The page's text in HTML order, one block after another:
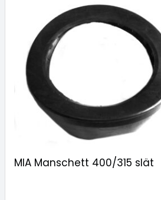
MIA Manschett 400/315 slät